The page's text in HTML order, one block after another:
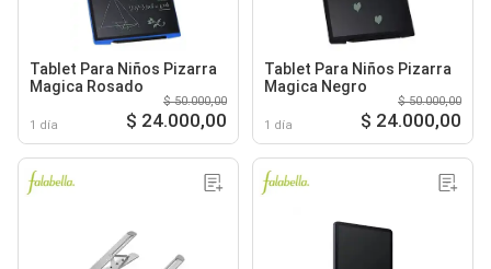
Tablet Para Niños Pizarra
Magica Rosado
1 día
$ 50.000,00
$ 24.000,00
Tablet Para Niños Pizarra
Magica Negro
1 día
$ 50.000,00
$ 24.000,00